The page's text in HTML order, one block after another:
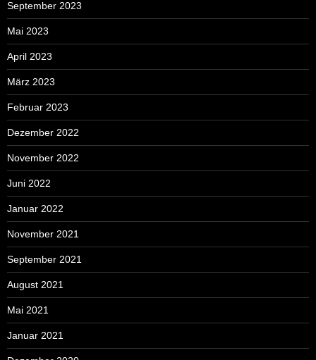
September 2023
Mai 2023
April 2023
März 2023
Februar 2023
Dezember 2022
November 2022
Juni 2022
Januar 2022
November 2021
September 2021
August 2021
Mai 2021
Januar 2021